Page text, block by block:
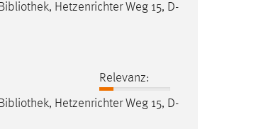
Bibliothek, Hetzenrichter Weg 15, D-
Relevanz:
Bibliothek, Hetzenrichter Weg 15, D-